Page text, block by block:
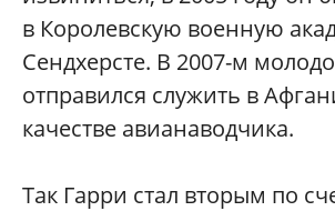
в Королевскую военную
Сендхерсте. В 2007-м
отправился служить в
качестве авианаводчика.
Так Гарри стал вторым по